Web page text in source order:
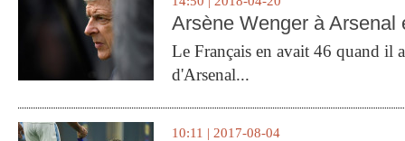
Arsène Wenger à Arsenal
Le Français en avait 46 quand il
d'Arsenal...
10:11 | 2017-08-04